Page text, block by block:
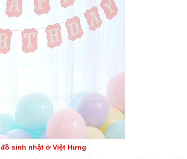
sinh nhật ở Việt Hưng